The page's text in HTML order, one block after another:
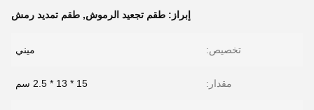
إبراز: طقم تجعيد الرموش, طقم تمديد رمش
تخصيص: ميني
مقدار: 15 * 13 * 2.5 سم